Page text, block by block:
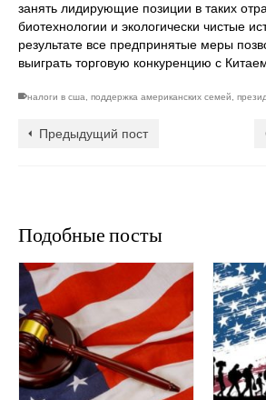
занять лидирующие позиции в таких
биотехнологии и экологически чистые
результате все предпринятые меры
выиграть торговую конкуренцию с
налоги в сша поддержка американских семей
Предыдущий пост
Подобные посты